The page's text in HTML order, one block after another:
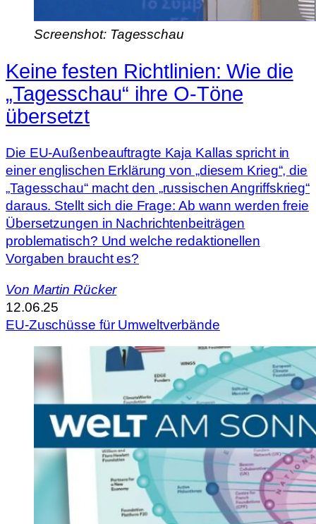
Screenshot: Tagesschau
Keine festen Richtlinien: Wie die
„Tagesschau“ ihre O-Töne
übersetzt
Die EU-Außenbeauftragte Kaja Kallas spricht in
einer englischen Erklärung von „diesem Krieg“, die
„Tagesschau“ macht den „russischen Angriffskrieg“
daraus. Stellt sich die Frage: Ab wann werden freie
Übersetzungen in Nachrichtenbeiträgen
problematisch? Und welche redaktionellen
Vorgaben braucht es?
Von Martin Rücker
12.06.25
EU-Zuschüsse für Umweltverbände